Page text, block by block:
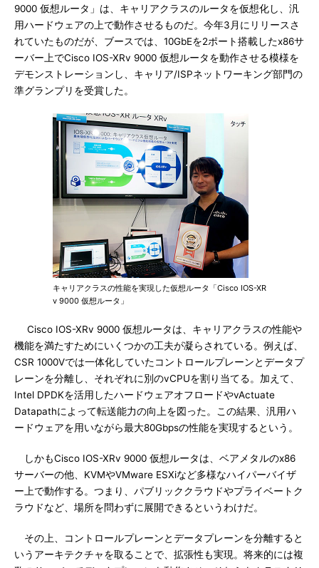
9000 仮想ルータ」は、キャリアクラスのルータを仮想化し、汎
用ハードウェアの上で動作させるものだ。今年3月にリリースさ
れていたものだが、ブースでは、10GbEを2ポート搭載したx86サ
ーバー上でCisco IOS-XRv 9000 仮想ルータを動作させる模様を
デモンストレーションし、キャリア/ISPネットワーキング部門の
準グランプリを受賞した。
キャリアクラスの性能を実現した仮想ルータ「Cisco IOS-XR
v 9000 仮想ルータ」
Cisco IOS-XRv 9000 仮想ルータは、キャリアクラスの性能や
機能を満たすためにいくつかの工夫が凝らされている。例えば、
CSR 1000Vでは一体化していたコントロールプレーンとデータプ
レーンを分離し、それぞれに別のvCPUを割り当てる。加えて、
Intel DPDKを活用したハードウェアオフロードやvActuate
Datapathによって転送能力の向上を図った。この結果、汎用ハ
ードウェアを用いながら最大80Gbpsの性能を実現するという。
しかもCisco IOS-XRv 9000 仮想ルータは、ベアメタルのx86
サーバーの他、KVMやVMware ESXiなど多様なハイパーバイザ
ー上で動作する。つまり、パブリッククラウドやプライベートク
ラウドなど、場所を問わずに展開できるというわけだ。
その上、コントロールプレーンとデータプレーンを分離すると
いうアーキテクチャを取ることで、拡張性も実現。将来的には複